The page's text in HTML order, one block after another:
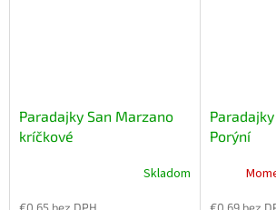
Paradajky San Marzano
kríčkové
Skladom
Porýní